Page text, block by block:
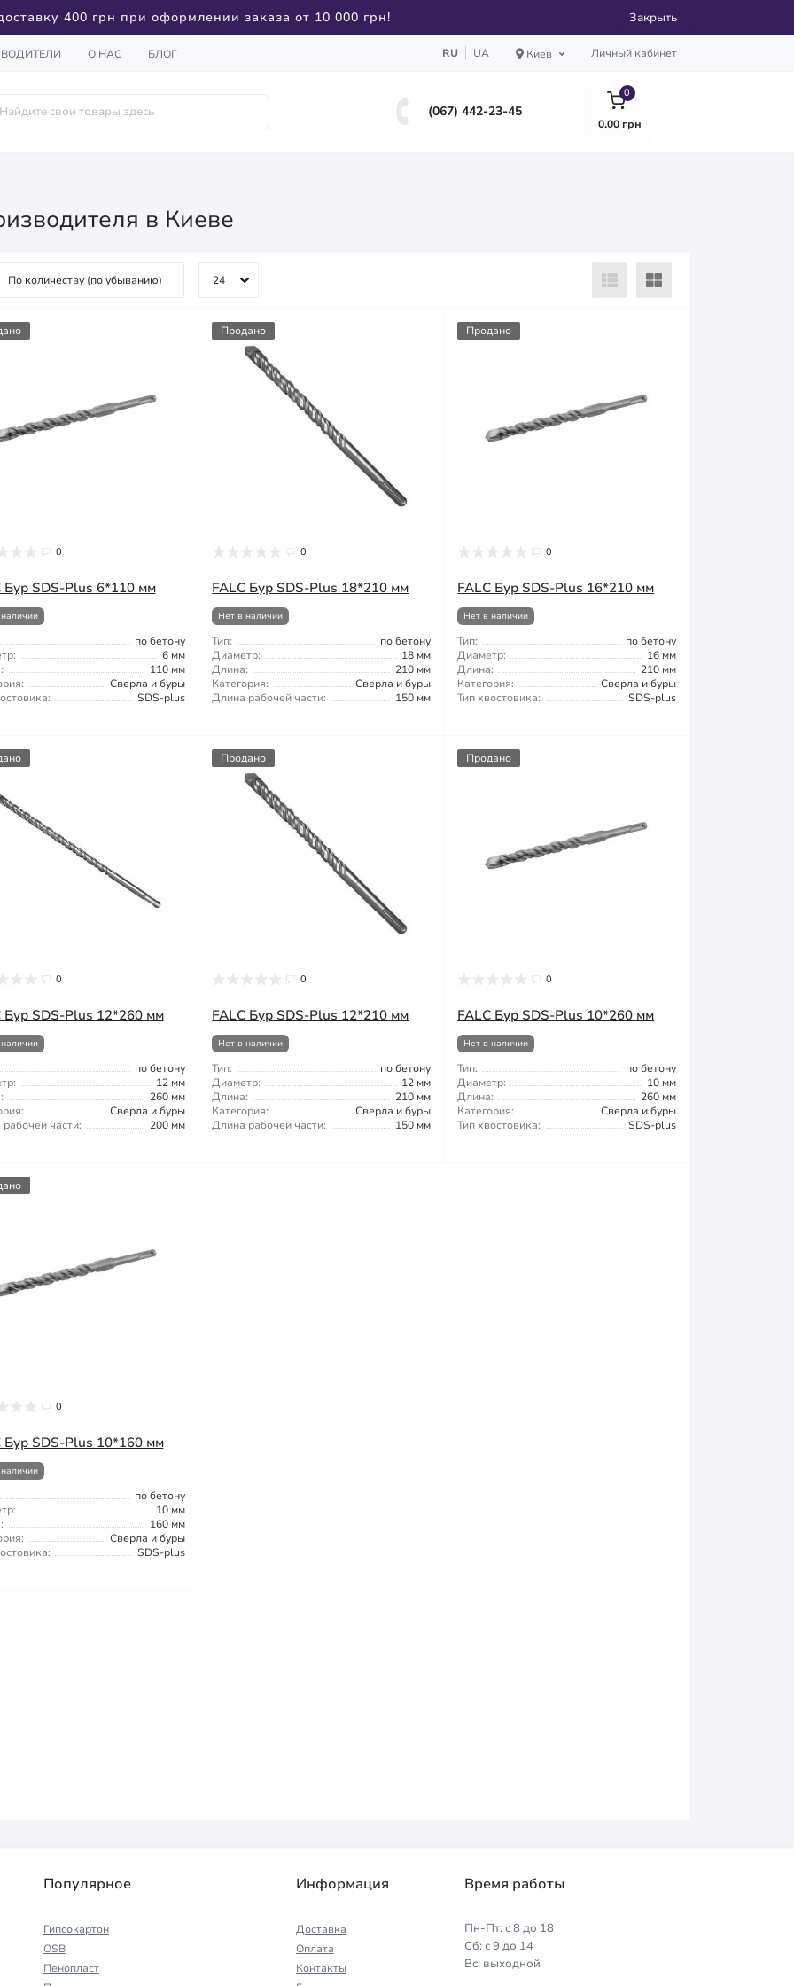
400 грн при оформлении заказа от 10 000 грн! Закрыть
О НАС БЛОГ RU UA Киев Личный кабинет
(067) 442-23-45
0
0.00 грн
в Киеве
0
Бур SDS-Plus 6*110 мм
по бетону
6 мм
110 мм
Сверла и буры
SDS-plus
Продано
0
FALС Бур SDS-Plus 18*210 мм
Нет в наличии
Тип:
по бетону
Диаметр:
18 мм
Длина:
210 мм
Категория:
Сверла и буры
Длина рабочей части:
150 мм
Продано
0
FALС Бур SDS-Plus 16*210 мм
Нет в наличии
Тип:
по бетону
Диаметр:
16 мм
Длина:
210 мм
Категория:
Сверла и буры
Тип хвостовика:
SDS-plus
0
Бур SDS-Plus 12*260 мм
по бетону
12 мм
260 мм
Сверла и буры
части:
200 мм
Продано
0
FALС Бур SDS-Plus 12*210 мм
Нет в наличии
Тип:
по бетону
Диаметр:
12 мм
Длина:
210 мм
Категория:
Сверла и буры
Длина рабочей части:
150 мм
Продано
0
FALС Бур SDS-Plus 10*260 мм
Нет в наличии
Тип:
по бетону
Диаметр:
10 мм
Длина:
260 мм
Категория:
Сверла и буры
Тип хвостовика:
SDS-plus
0
Бур SDS-Plus 10*160 мм
по бетону
10 мм
160 мм
Сверла и буры
SDS-plus
Популярное
Гипсокартон
OSB
Пенопласт
Информация
Доставка
Оплата
Контакты
Время работы
Пн-Пт: с 8 до 18
Сб: с 9 до 14
Вс: выходной